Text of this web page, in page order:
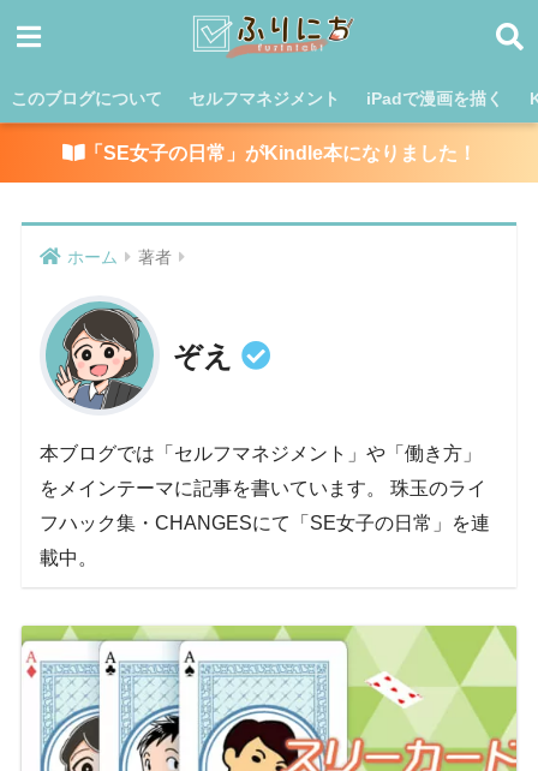
このブログについて セルフマネジメント iPadで漫画を描く
「SE女子の日常」がKindle本になりました！
ホーム 著者
ぞえ
本ブログでは「セルフマネジメント」や「働き方」
をメインテーマに記事を書いています。 珠玉のライ
フハック集・CHANGESにて「SE女子の日常」を連
載中。